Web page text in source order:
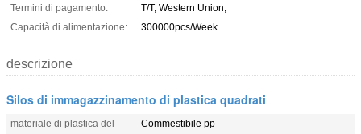
Termini di pagamento:
T/T, Western Union,
Capacità di alimentazione:
300000pcs/Week
descrizione
Silos di immagazzinamento di plastica quadrati
materiale di plastica del
Commestibile pp